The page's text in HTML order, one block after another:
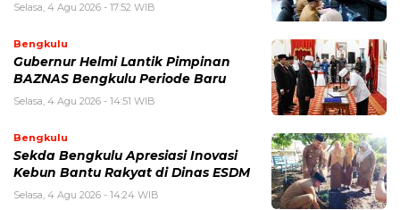
Selasa, 4 Agu 2026 - 17:52 WIB
Bengkulu
Gubernur Helmi Lantik Pimpinan
BAZNAS Bengkulu Periode Baru
Selasa, 4 Agu 2026 - 14:51 WIB
Bengkulu
Sekda Bengkulu Apresiasi Inovasi
Kebun Bantu Rakyat di Dinas ESDM
Selasa, 4 Agu 2026 - 14:24 WIB